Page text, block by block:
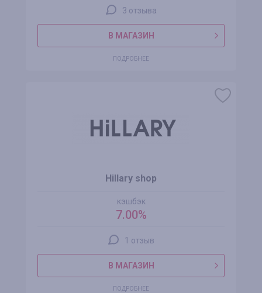
3 отзыва
В МАГАЗИН
ПОДРОБНЕЕ
Hillary shop
кэшбэк
7.00%
1 отзыв
В МАГАЗИН
ПОДРОБНЕЕ